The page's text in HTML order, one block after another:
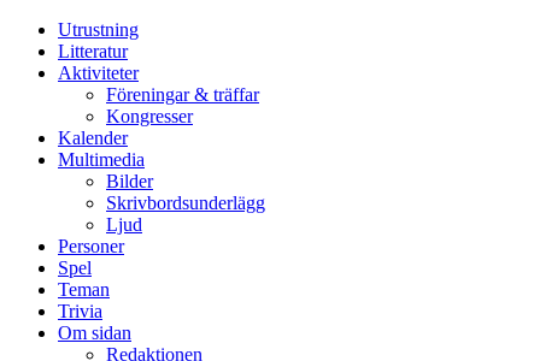
Utrustning
Litteratur
Aktiviteter
Föreningar & träffar
Kongresser
Kalender
Multimedia
Bilder
Skrivbordsunderlägg
Ljud
Personer
Spel
Teman
Trivia
Om sidan
Redaktionen